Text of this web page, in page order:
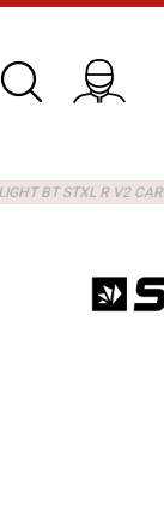
BT STXL R V2